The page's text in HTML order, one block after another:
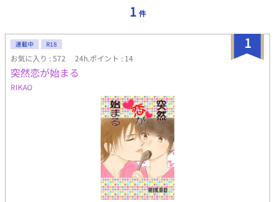
1 件
1
連載中 R18
お気に入り : 572 24h.ポイント : 14
突然恋が始まる
RIKAO